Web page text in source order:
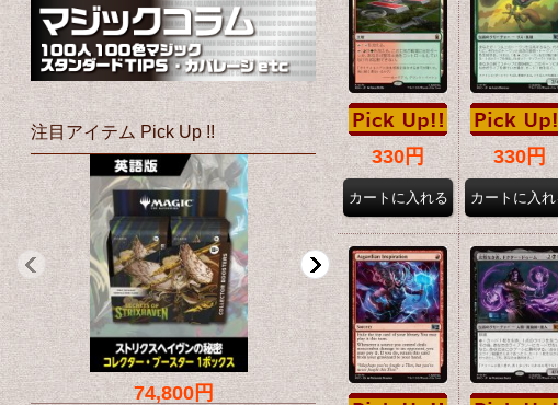
注目アイテム Pick Up !!
74,800円 69,800円
330円 330円